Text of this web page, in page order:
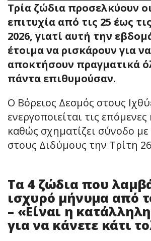
Τρία ζώδια προσελκύουν
επιτυχία από τις 25 έως
2026, γιατί αυτή την
έτοιμα να ρισκάρουν για να
αποκτήσουν πραγματικά
πάντα επιθυμούσαν.
Ο Βόρειος Δεσμός στους
ενεργοποιείται τις
καθώς σχηματίζει σύνοδο
στους Διδύμους την Τρίτη
Τα 4 ζώδια που
ισχυρό μήνυμα από
– «Είναι η
για να κάνετε κάτι